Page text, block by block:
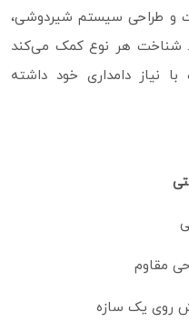
و طراحی سیستم شیردوشی،
شناخت هر نوع کمک می‌کند
نیاز دامداری خود داشته
مقاوم
روی یک سازه